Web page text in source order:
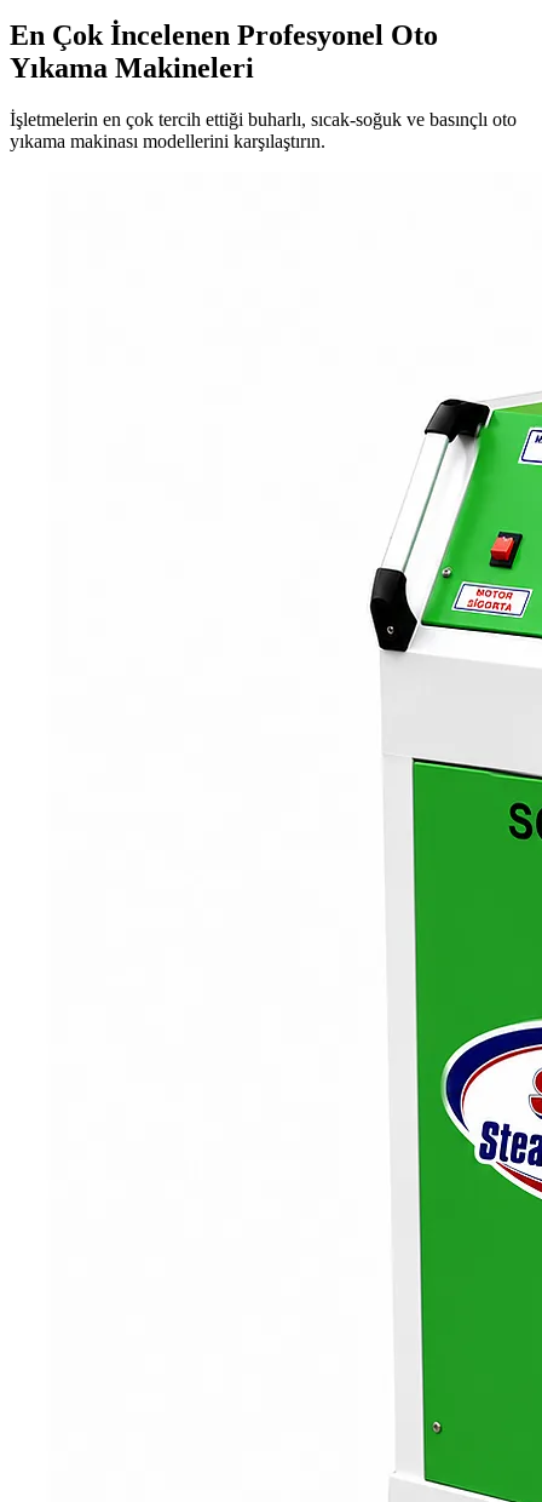
En Çok İncelenen Profesyonel Oto
Yıkama Makineleri
İşletmelerin en çok tercih ettiği buharlı, sıcak-soğuk ve basınçlı oto
yıkama makinası modellerini karşılaştırın.